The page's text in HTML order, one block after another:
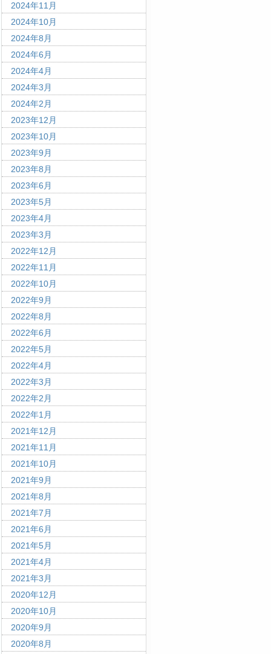
2024年11月
2024年10月
2024年8月
2024年6月
2024年4月
2024年3月
2024年2月
2023年12月
2023年10月
2023年9月
2023年8月
2023年6月
2023年5月
2023年4月
2023年3月
2022年12月
2022年11月
2022年10月
2022年9月
2022年8月
2022年6月
2022年5月
2022年4月
2022年3月
2022年2月
2022年1月
2021年12月
2021年11月
2021年10月
2021年9月
2021年8月
2021年7月
2021年6月
2021年5月
2021年4月
2021年3月
2020年12月
2020年10月
2020年9月
2020年8月